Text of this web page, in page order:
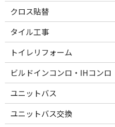
クロス貼替
タイル工事
トイレリフォーム
ビルドインコンロ・IHコンロ
ユニットバス
ユニットバス交換